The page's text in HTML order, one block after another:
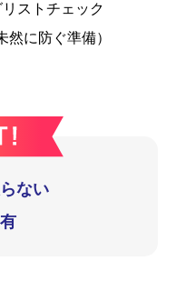
ストチェック
然に防ぐ準備）
ない